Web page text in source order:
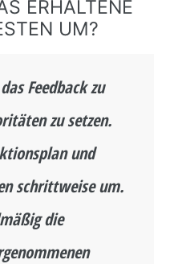
ERHALTENE
UM?
Feedback zu
zu setzen.
und
schrittweise um.
die